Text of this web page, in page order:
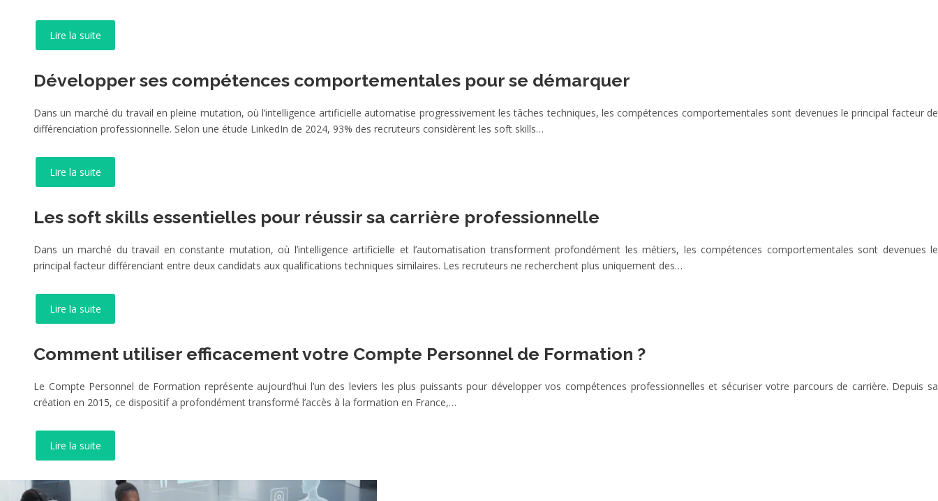
Lire la suite
Développer ses compétences comportementales pour se démarquer
Dans un marché du travail en pleine mutation, où l’intelligence artificielle automatise progressivement les tâches techniques, les compétences comportementales sont devenues le principal facteur de
différenciation professionnelle. Selon une étude LinkedIn de 2024, 93% des recruteurs considèrent les soft skills…
Lire la suite
Les soft skills essentielles pour réussir sa carrière professionnelle
Dans un marché du travail en constante mutation, où l’intelligence artificielle et l’automatisation transforment profondément les métiers, les compétences comportementales sont devenues le
principal facteur différenciant entre deux candidats aux qualifications techniques similaires. Les recruteurs ne recherchent plus uniquement des…
Lire la suite
Comment utiliser efficacement votre Compte Personnel de Formation ?
Le Compte Personnel de Formation représente aujourd’hui l’un des leviers les plus puissants pour développer vos compétences professionnelles et sécuriser votre parcours de carrière. Depuis sa
création en 2015, ce dispositif a profondément transformé l’accès à la formation en France,…
Lire la suite